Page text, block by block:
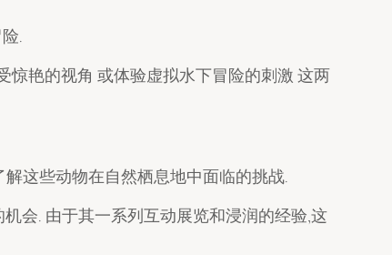
.
惊艳的视角 或体验虚拟水下冒险的刺激 这两
这些动物在自然栖息地中面临的挑战.
会. 由于其一系列互动展览和浸润的经验,这